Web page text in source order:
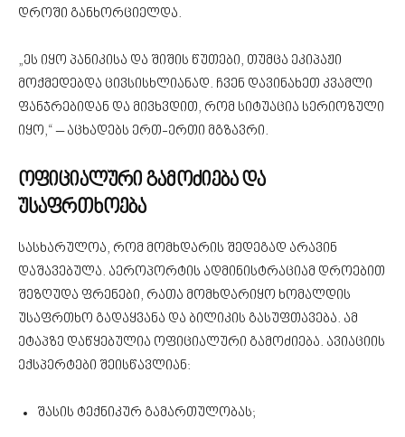
დროში განხორციელდა.
„ეს იყო პანიკისა და შიშის წუთები, თუმცა ეკიპაჟი
მოქმედებდა ცივსისხლიანად. ჩვენ დავინახეთ კვამლი
ფანჯრებიდან და მივხვდით, რომ სიტუაცია სერიოზული
იყო,“ – აცხადებს ერთ-ერთი მგზავრი.
ოფიციალური გამოძიება და
უსაფრთხოება
სასხარულოა, რომ მომხდარის შედეგად არავინ
დაშავებულა. აეროპორტის ადმინისტრაციამ დროებით
შეზღუდა ფრენები, რათა მომხდარიყო ხომალდის
უსაფრთხო გადაყვანა და ბილიკის გასუფთავება. ამ
ეტაპზე დაწყებულია ოფიციალური გამოძიება. ავიაციის
ექსპერტები შეისწავლიან:
შასის ტექნიკურ გამართულობას;